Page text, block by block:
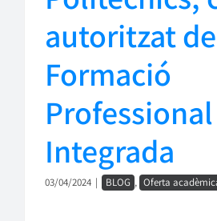
autoritzat de
Formació
Professional
Integrada
03/04/2024 | BLOG , Oferta